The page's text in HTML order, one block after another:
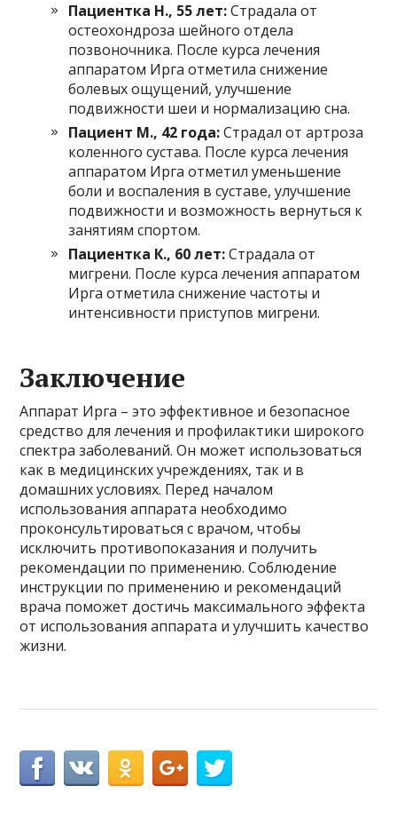
Пациентка Н., 55 лет:Страдала от
остеохондроза шейного отдела
позвоночника. После курса лечения
аппаратом Ирга отметила снижение
болевых ощущений, улучшение
подвижности шеи и нормализацию сна.
Пациент М., 42 года:Страдал от артроза
коленного сустава. После курса лечения
аппаратом Ирга отметил уменьшение
боли и воспаления в суставе, улучшение
подвижности и возможность вернуться к
занятиям спортом.
Пациентка К., 60 лет:Страдала от
мигрени. После курса лечения аппаратом
Ирга отметила снижение частоты и
интенсивности приступов мигрени.
Заключение
Аппарат Ирга – это эффективное и безопасное
средство для лечения и профилактики широкого
спектра заболеваний. Он может использоваться
как в медицинских учреждениях, так и в
домашних условиях. Перед началом
использования аппарата необходимо
проконсультироваться с врачом, чтобы
исключить противопоказания и получить
рекомендации по применению. Соблюдение
инструкции по применению и рекомендаций
врача поможет достичь максимального эффекта
от использования аппарата и улучшить качество
жизни.